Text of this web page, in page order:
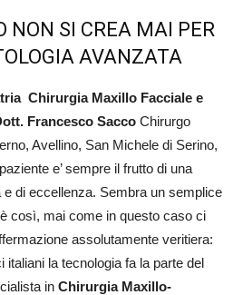
NON SI CREA MAI PER
AVANZATA
Chirurgia Maxillo Facciale e
Francesco Sacco Chirurgo
Avellino, San Michele di Serino,
e’ sempre il frutto di una
e di eccellenza. Sembra un semplice
così, mai come in questo caso ci
assolutamente veritiera:
italiani la tecnologia fa la parte del
in Chirurgia Maxillo-